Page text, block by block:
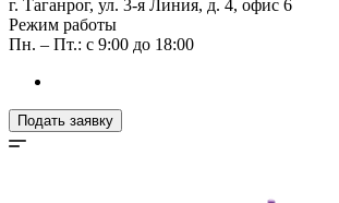
г. Таганрог, ул. 3-я Линия, д. 4, офис 6
Режим работы
Пн. – Пт.: с 9:00 до 18:00
Подать заявку